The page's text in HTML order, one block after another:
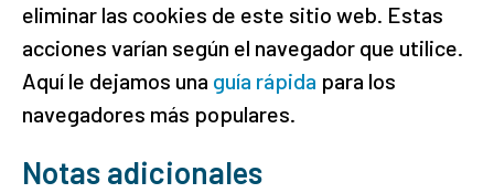
eliminar las cookies de este sitio web. Estas
acciones varían según el navegador que utilice.
Aquí le dejamos una guía rápida para los
navegadores más populares.
Notas adicionales